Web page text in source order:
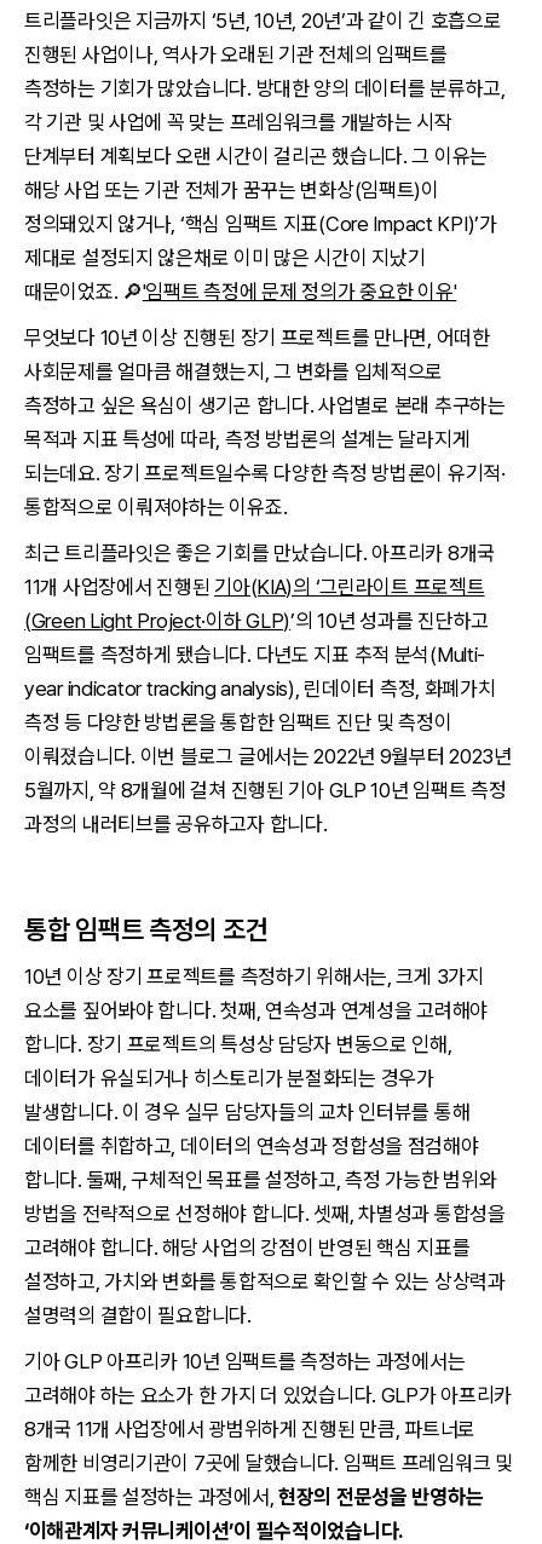
트리플라잇은 지금까지 ‘5년, 10년, 20년’과 같이 긴 호흡으로
진행된 사업이나, 역사가 오래된 기관 전체의 임팩트를
측정하는 기회가 많았습니다. 방대한 양의 데이터를 분류하고,
각 기관 및 사업에 꼭 맞는 프레임워크를 개발하는 시작
단계부터 계획보다 오랜 시간이 걸리곤 했습니다. 그 이유는
해당 사업 또는 기관 전체가 꿈꾸는 변화상(임팩트)이
정의돼있지 않거나, ‘핵심 임팩트 지표(Core Impact KPI)’가
제대로 설정되지 않은채로 이미 많은 시간이 지났기
때문이었죠. 🔎'임팩트 측정에 문제 정의가 중요한 이유'
무엇보다 10년 이상 진행된 장기 프로젝트를 만나면, 어떠한
사회문제를 얼마큼 해결했는지, 그 변화를 입체적으로
측정하고 싶은 욕심이 생기곤 합니다. 사업별로 본래 추구하는
목적과 지표 특성에 따라, 측정 방법론의 설계는 달라지게
되는데요. 장기 프로젝트일수록 다양한 측정 방법론이 유기적·
통합적으로 이뤄져야하는 이유죠.
최근 트리플라잇은 좋은 기회를 만났습니다. 아프리카 8개국
11개 사업장에서 진행된 기아(KIA)의 ‘그린라이트 프로젝트
(Green Light Project·이하 GLP)’의 10년 성과를 진단하고
임팩트를 측정하게 됐습니다. 다년도 지표 추적 분석(Multi-
year indicator tracking analysis), 린데이터 측정, 화폐가치
측정 등 다양한 방법론을 통합한 임팩트 진단 및 측정이
이뤄졌습니다. 이번 블로그 글에서는 2022년 9월부터 2023년
5월까지, 약 8개월에 걸쳐 진행된 기아 GLP 10년 임팩트 측정
과정의 내러티브를 공유하고자 합니다.
통합 임팩트 측정의 조건
10년 이상 장기 프로젝트를 측정하기 위해서는, 크게 3가지
요소를 짚어봐야 합니다. 첫째, 연속성과 연계성을 고려해야
합니다. 장기 프로젝트의 특성상 담당자 변동으로 인해,
데이터가 유실되거나 히스토리가 분절화되는 경우가
발생합니다. 이 경우 실무 담당자들의 교차 인터뷰를 통해
데이터를 취합하고, 데이터의 연속성과 정합성을 점검해야
합니다. 둘째, 구체적인 목표를 설정하고, 측정 가능한 범위와
방법을 전략적으로 선정해야 합니다. 셋째, 차별성과 통합성을
고려해야 합니다. 해당 사업의 강점이 반영된 핵심 지표를
설정하고, 가치와 변화를 통합적으로 확인할 수 있는 상상력과
설명력의 결합이 필요합니다.
기아 GLP 아프리카 10년 임팩트를 측정하는 과정에서는
고려해야 하는 요소가 한 가지 더 있었습니다. GLP가 아프리카
8개국 11개 사업장에서 광범위하게 진행된 만큼, 파트너로
함께한 비영리기관이 7곳에 달했습니다. 임팩트 프레임워크 및
핵심 지표를 설정하는 과정에서, 현장의 전문성을 반영하는
‘이해관계자 커뮤니케이션’이 필수적이었습니다.